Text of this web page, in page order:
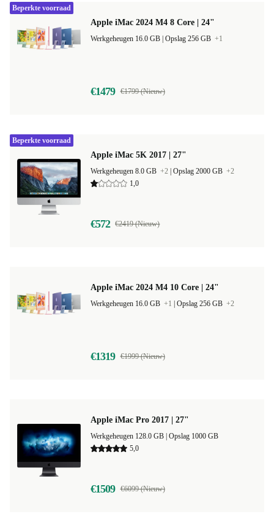
Apple iMac 2024 M4 8 Core | 24"
Opslag 256 GB +1
€1479 €1799 (Nieuw)
Beperkte voorraad
Apple iMac 5K 2017 | 27"
Werkgeheugen 8.0 GB +2 Opslag 2000 GB +2
1,0
€572 €2419 (Nieuw)
Beperkte voorraad
Apple iMac 2024 M4 10 Core | 24"
Werkgeheugen 16.0 GB +1 Opslag 256 GB +2
€1319 €1999 (Nieuw)
Apple iMac Pro 2017 | 27"
Opslag 1000 GB
5,0
€1509 €6099 (Nieuw)